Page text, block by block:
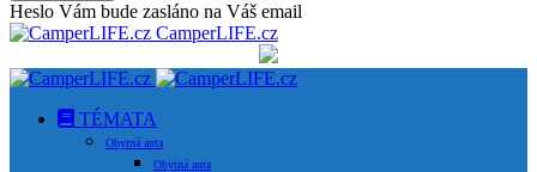
Heslo Vám bude zasláno na Váš email
CamperLIFE.cz
TÉMATA
Obytná auta
Obytná auta